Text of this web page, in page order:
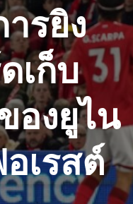
รยิง
เก็บ
องยูไน
เรสต์